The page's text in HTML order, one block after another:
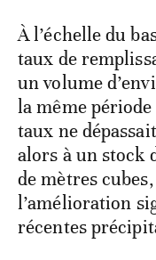
À l’échelle du
taux de
un volume
la même période
taux ne
alors à un stock
de mètres
l’amélioration
récentes